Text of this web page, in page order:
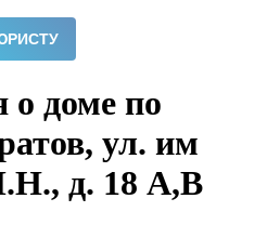
доме по
ул. им
д. 18 А,В